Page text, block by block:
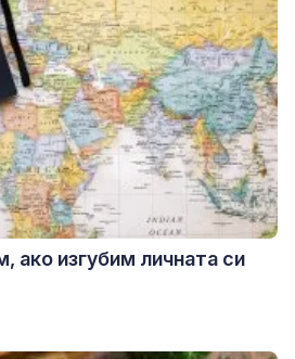
ако изгубим личната си